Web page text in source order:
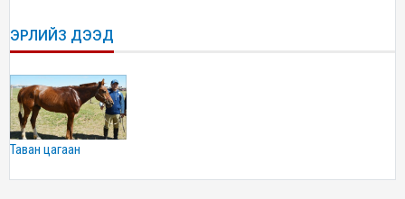
ЭРЛИЙЗ ДЭЭД
таван цагаан